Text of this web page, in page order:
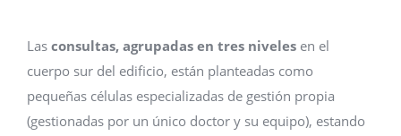
Las consultas, agrupadas en tres niveles en el
cuerpo sur del edificio, están planteadas como
pequeñas células especializadas de gestión propia
(gestionadas por un único doctor y su equipo), estando